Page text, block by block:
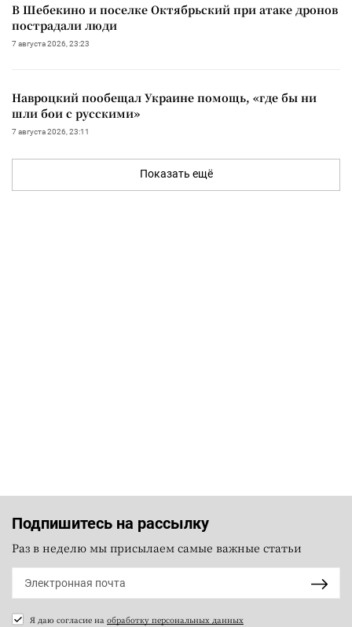
В Шебекино и поселке Октябрьский при атаке дронов
пострадали люди
7 августа 2026, 23:23
Навроцкий пообещал Украине помощь, «где бы ни
шли бои с русскими»
7 августа 2026, 23:11
Показать ещё
Подпишитесь на рассылку
Раз в неделю мы присылаем самые важные статьи
Я даю согласие на обработку персональных данных